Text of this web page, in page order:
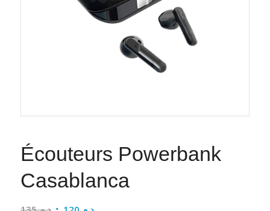
Écouteurs Powerbank
Casablanca
Le
Le